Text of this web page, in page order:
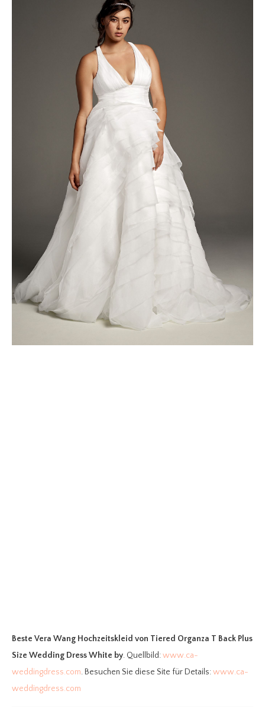
Beste Vera Wang Hochzeitskleid von Tiered Organza T Back Plus
Size Wedding Dress White by. Quellbild:www.ca-
weddingdress.com. Besuchen Sie diese Site für Details:www.ca-
weddingdress.com